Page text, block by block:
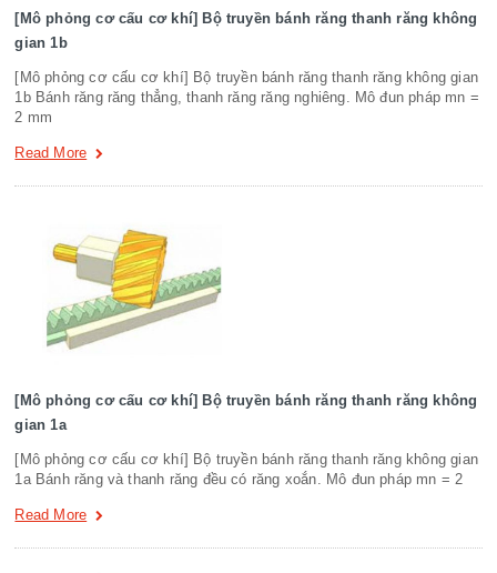
[Mô phỏng cơ cấu cơ khí] Bộ truyền bánh răng thanh răng không
gian 1b
[Mô phỏng cơ cấu cơ khí] Bộ truyền bánh răng thanh răng không gian
1b Bánh răng răng thẳng, thanh răng răng nghiêng. Mô đun pháp mn =
2 mm
Read More
[Mô phỏng cơ cấu cơ khí] Bộ truyền bánh răng thanh răng không
gian 1a
[Mô phỏng cơ cấu cơ khí] Bộ truyền bánh răng thanh răng không gian
1a Bánh răng và thanh răng đều có răng xoắn. Mô đun pháp mn = 2
Read More